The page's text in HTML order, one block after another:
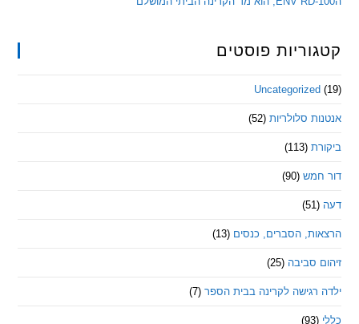
פוסטים
סלולריות (52)
(90)
הסברים, כנסים (13)
סביבה (25)
לקרינה בבית הספר (7)